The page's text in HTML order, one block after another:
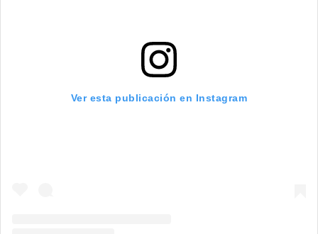
Ver esta publicación en Instagram